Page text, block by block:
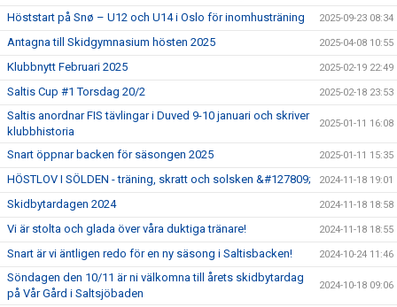
Höststart på Snø – U12 och U14 i Oslo för inomhusträning 2025-09-23 08:34
Antagna till Skidgymnasium hösten 2025 2025-04-08 10:55
Klubbnytt Februari 2025 2025-02-19 22:49
Saltis Cup #1 Torsdag 20/2 2025-02-18 23:53
Saltis anordnar FIS tävlingar i Duved 9-10 januari och skriver
klubbhistoria
2025-01-11 16:08
Snart öppnar backen för säsongen 2025 2025-01-11 15:35
HÖSTLOV I SÖLDEN - träning, skratt och solsken &#127809; 2024-11-18 19:01
Skidbytardagen 2024 2024-11-18 18:58
Vi är stolta och glada över våra duktiga tränare! 2024-11-18 18:55
Snart är vi äntligen redo för en ny säsong i Saltisbacken! 2024-10-24 11:46
Söndagen den 10/11 är ni välkomna till årets skidbytardag
på Vår Gård i Saltsjöbaden
2024-10-18 09:06